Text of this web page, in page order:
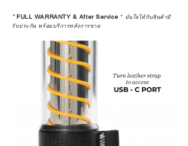
*FULL WARRANTY & After Service * มั่นใจได้กับสินค้ามี
รับประกัน พร้อมบริการหลังการขาย